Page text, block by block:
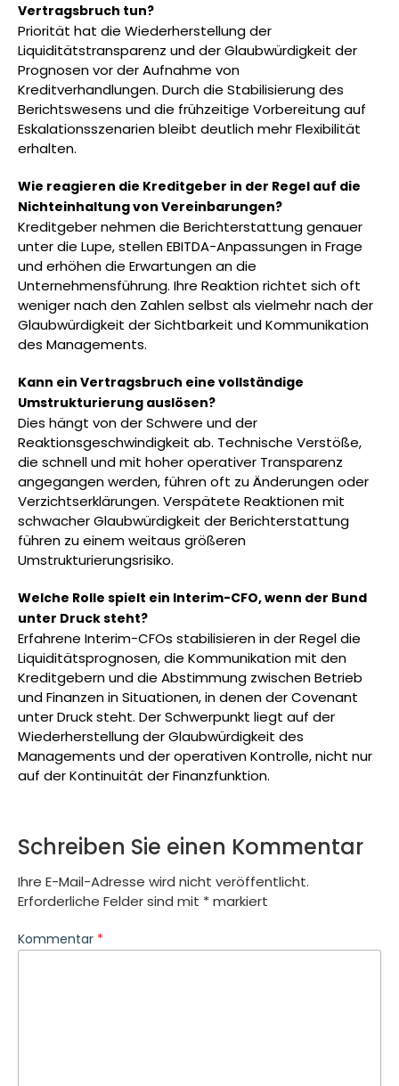
Vertragsbruch tun?
Priorität hat die Wiederherstellung der
Liquiditätstransparenz und der Glaubwürdigkeit der
Prognosen vor der Aufnahme von
Kreditverhandlungen. Durch die Stabilisierung des
Berichtswesens und die frühzeitige Vorbereitung auf
Eskalationsszenarien bleibt deutlich mehr Flexibilität
erhalten.
Wie reagieren die Kreditgeber in der Regel auf die
Nichteinhaltung von Vereinbarungen?
Kreditgeber nehmen die Berichterstattung genauer
unter die Lupe, stellen EBITDA-Anpassungen in Frage
und erhöhen die Erwartungen an die
Unternehmensführung. Ihre Reaktion richtet sich oft
weniger nach den Zahlen selbst als vielmehr nach der
Glaubwürdigkeit der Sichtbarkeit und Kommunikation
des Managements.
Kann ein Vertragsbruch eine vollständige
Umstrukturierung auslösen?
Dies hängt von der Schwere und der
Reaktionsgeschwindigkeit ab. Technische Verstöße,
die schnell und mit hoher operativer Transparenz
angegangen werden, führen oft zu Änderungen oder
Verzichtserklärungen. Verspätete Reaktionen mit
schwacher Glaubwürdigkeit der Berichterstattung
führen zu einem weitaus größeren
Umstrukturierungsrisiko.
Welche Rolle spielt ein Interim-CFO, wenn der Bund
unter Druck steht?
Erfahrene Interim-CFOs stabilisieren in der Regel die
Liquiditätsprognosen, die Kommunikation mit den
Kreditgebern und die Abstimmung zwischen Betrieb
und Finanzen in Situationen, in denen der Covenant
unter Druck steht. Der Schwerpunkt liegt auf der
Wiederherstellung der Glaubwürdigkeit des
Managements und der operativen Kontrolle, nicht nur
auf der Kontinuität der Finanzfunktion.
Schreiben Sie einen Kommentar
Ihre E-Mail-Adresse wird nicht veröffentlicht.
Erforderliche Felder sind mit *markiert
Kommentar *